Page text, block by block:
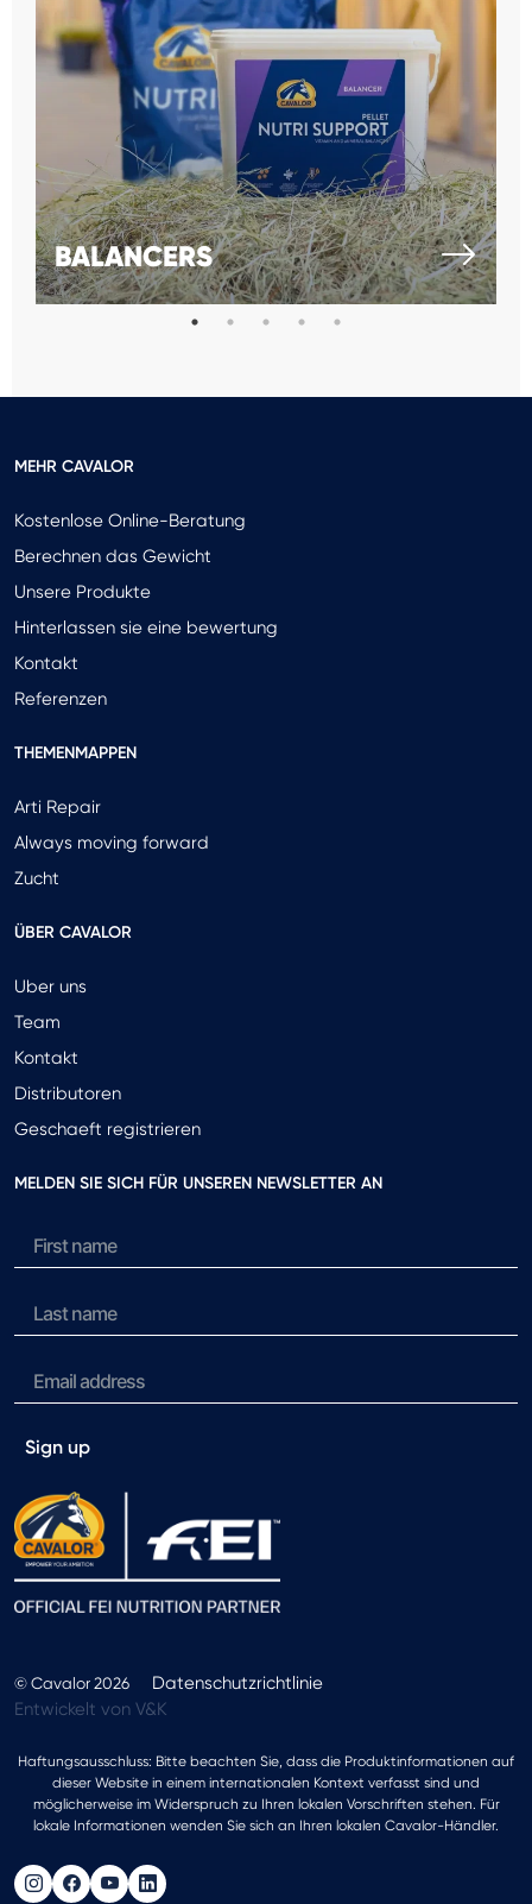
BALANCERS
MEHR CAVALOR
Kostenlose Online-Beratung
Berechnen das Gewicht
Unsere Produkte
Hinterlassen sie eine bewertung
Kontakt
Referenzen
THEMENMAPPEN
Arti Repair
Always moving forward
Zucht
ÜBER CAVALOR
Uber uns
Team
Kontakt
Distributoren
Geschaeft registrieren
MELDEN SIE SICH FÜR UNSEREN NEWSLETTER AN
Sign up
© Cavalor 2026
Datenschutzrichtlinie
Entwickelt von V&K
Haftungsausschluss: Bitte beachten Sie, dass die Produktinformationen auf
dieser Website in einem internationalen Kontext verfasst sind und
möglicherweise im Widerspruch zu Ihren lokalen Vorschriften stehen. Für
lokale Informationen wenden Sie sich an Ihren lokalen Cavalor-Händler.